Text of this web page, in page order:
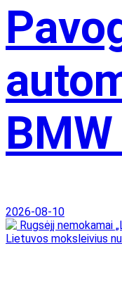
2026-08-10